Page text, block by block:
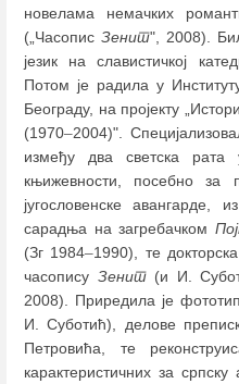
новелама немачких
(„Часопис Зенит", 2008).
језик на славистичкој
Потом је радила у
Београду, на пројекту
(1970–2004)".
између два светска рата
књижевности, посебно за
југословенске
сарадња на загребачком
(Зг 1984–1990), те
часопису Зенит(и И.
2008). Приредила је
И. Суботић), делове
Петровића, те
карактеристичних за